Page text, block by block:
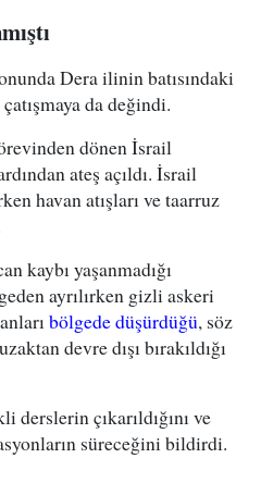
Dera ilinin batısındaki
da değindi.
dönen İsrail
ateş açıldı. İsrail
havan atışları ve taarruz
kaybı yaşanmadığı
ayrılırken gizli askeri
bölgede düşürdüğü, söz
devre dışı bırakıldığı
çıkarıldığını ve
süreceğini bildirdi.